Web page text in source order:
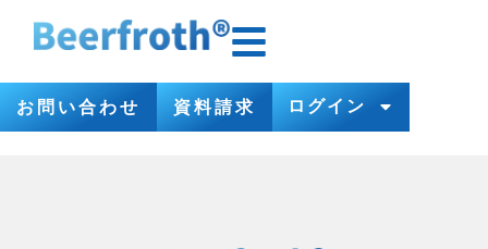
お問い合わせ 資料請求 ログイン